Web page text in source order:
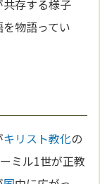
共存する様子
物語ってい
キリスト教化の
ミル1世が正教